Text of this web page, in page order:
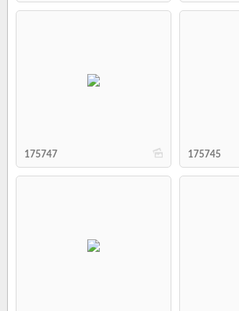
b
175747 175745